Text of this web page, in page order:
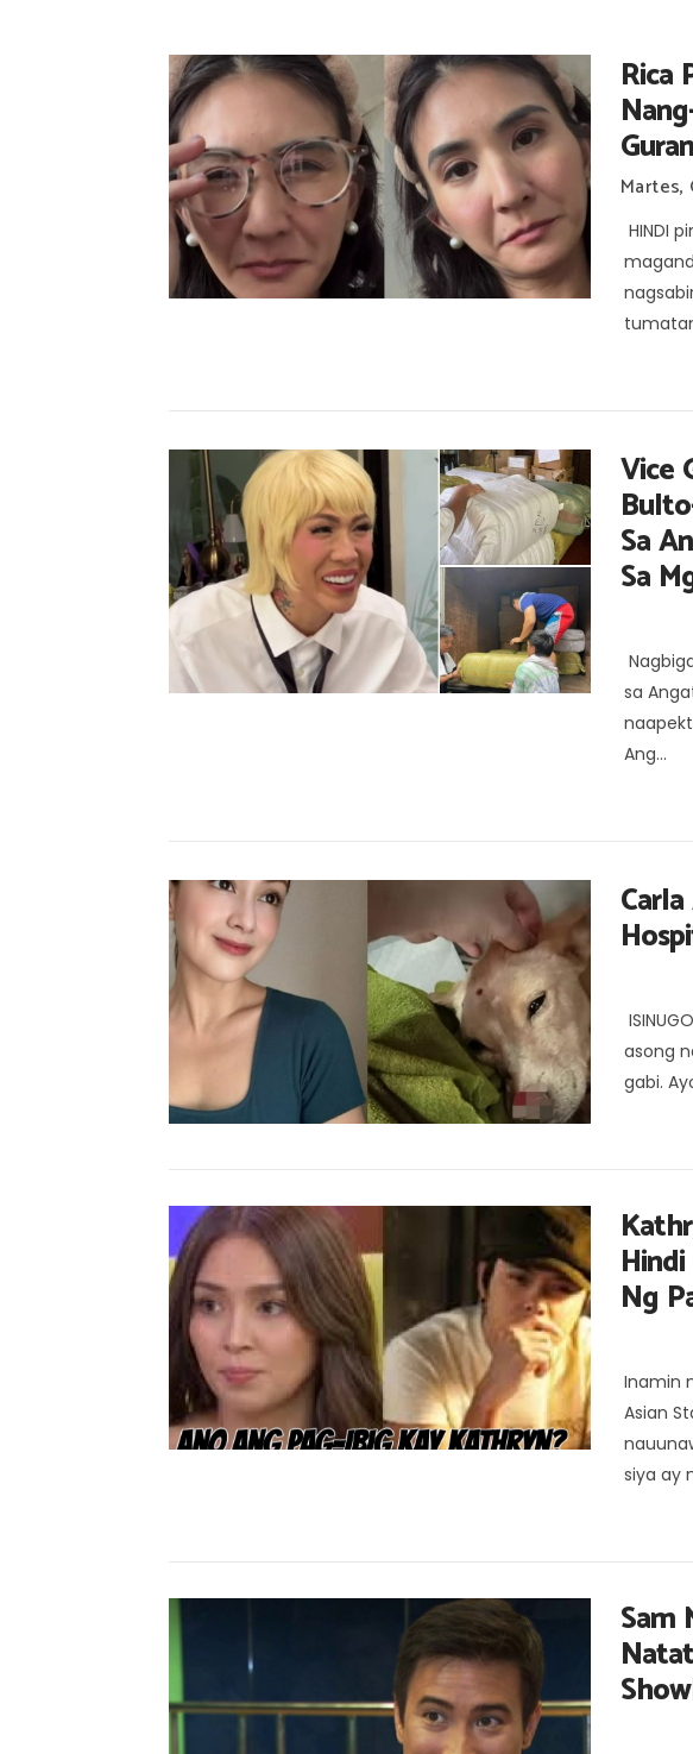
Rica
Martes,
HINDI
Vice
Sa
Sa
sa
Ang...
asong
gabi.
Ng
Inamin
Asian
siya ay
Sam